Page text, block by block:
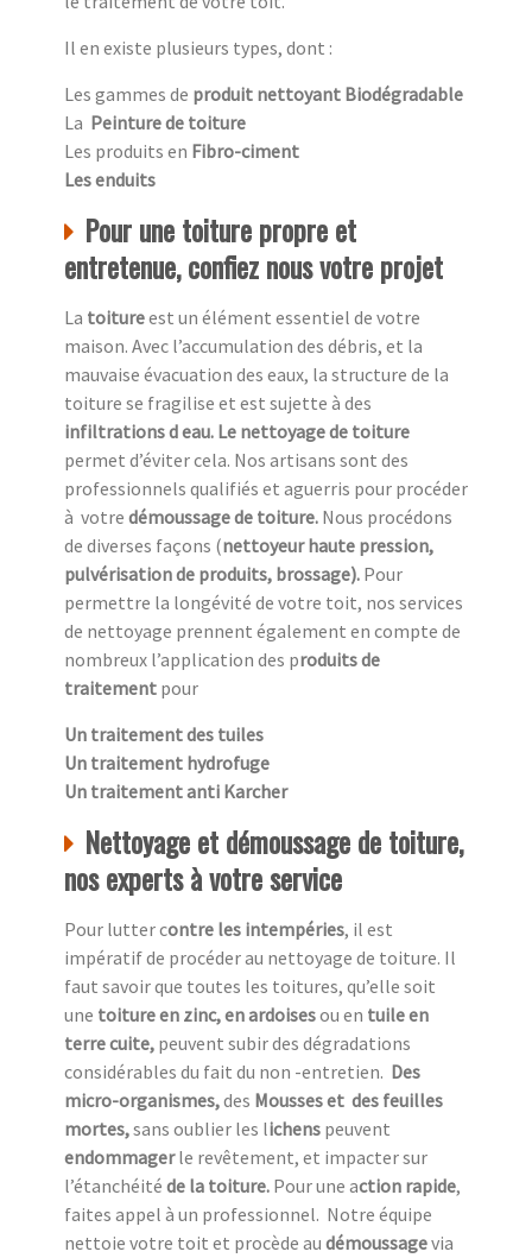
Il en existe plusieurs types, dont :
Les gammes de produit nettoyant Biodégradable
La Peinture de toiture
Les produits en Fibro-ciment
Les enduits
Pour une toiture propre et
entretenue, confiez nous votre projet
La toitureest un élément essentiel de votre
maison. Avec l’accumulation des débris, et la
mauvaise évacuation des eaux, la structure de la
toiture se fragilise et est sujette à des
infiltrations d eau. Le nettoyage de toiture
permet d’éviter cela. Nos artisans sont des
professionnels qualifiés et aguerris pour procéder
à votre démoussage de toiture. Nous procédons
de diverses façons (nettoyeur haute pression,
pulvérisation de produits, brossage). Pour
permettre la longévité de votre toit, nos services
de nettoyage prennent également en compte de
nombreux l’application des produits de
traitement pour
Un traitement des tuiles
Un traitement hydrofuge
Un traitement anti Karcher
Nettoyage et démoussage de toiture,
nos experts à votre service
Pour lutter contre les intempéries, il est
impératif de procéder au nettoyage de toiture. Il
faut savoir que toutes les toitures, qu’elle soit
une toiture en zinc, en ardoisesou en tuile en
terre cuite, peuvent subir des dégradations
considérables du fait du non -entretien. Des
micro-organismes,des Mousses et des feuilles
mortes,sans oublier les lichens peuvent
endommagerle revêtement, et impacter sur
l’étanchéité de la toiture. Pour une action rapide,
faites appel à un professionnel. Notre équipe
nettoie votre toit et procède au démoussagevia